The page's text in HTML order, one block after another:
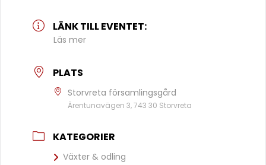
LÄNK TILL EVENTET:
Läs mer
PLATS
Storvreta församlingsgård
Ärentunavägen 3, 743 30 Storvreta
KATEGORIER
Växter & odling